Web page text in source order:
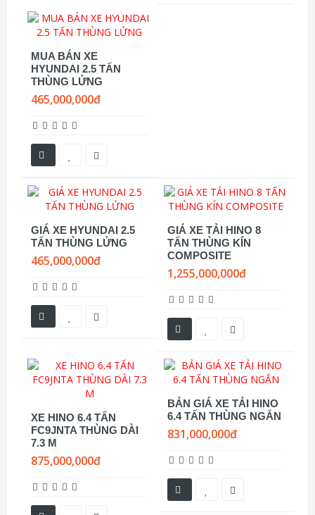
MUA BÁN XE
HYUNDAI 2.5 TẤN
THÙNG LỬNG
465,000,000đ
GIÁ XE HYUNDAI 2.5
TẤN THÙNG LỬNG
465,000,000đ
GIÁ XE TẢI HINO 8
TẤN THÙNG KÍN
COMPOSITE
1,255,000,000đ
XE HINO 6.4 TẤN
FC9JNTA THÙNG DÀI
7.3 M
875,000,000đ
BẢN GIÁ XE TẢI HINO
6.4 TẤN THÙNG NGẮN
831,000,000đ